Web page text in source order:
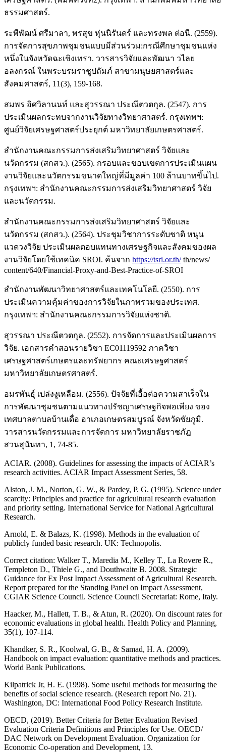
ธรรมศาสตร์.
ระพีพัฒน์ ศรีมาลา, พรสุข หุ่นนิรันดร์ และทรงพล ต่อนี. (2559).
การจัดการสุขภาพชุมชนแบบมีส่วนร่วม:กรณีศึกษาชุมชนแห่ง
หนึ่งในจังหวัดฉะเชิงเทรา. วารสารวิจัยและพัฒนา วไลย
อลงกรณ์ ในพระบรมราชูปถัมภ์ สาขามนุษยศาสตร์และ
สังคมศาสตร์, 11(3), 159-168.
สมพร อิศวิลานนท์ และสุวรรณา ประณีตวตกุล. (2547). การ
ประเมินผลกระทบจากงานวิจัยทางวิทยาศาสตร์. กรุงเทพฯ:
ศูนย์วิจัยเศรษฐศาสตร์ประยุกต์ มหาวิทยาลัยเกษตรศาสตร์.
สำนักงานคณะกรรมการส่งเสริมวิทยาศาสตร์ วิจัยและ
นวัตกรรม (สกสว.). (2565). กรอบและขอบเขตการประเมินแผน
งานวิจัยและนวัตกรรมขนาดใหญ่ที่มีมูลค่า 100 ล้านบาทขึ้นไป.
กรุงเทพฯ: สำนักงานคณะกรรมการส่งเสริมวิทยาศาสตร์ วิจัย
และนวัตกรรม.
สำนักงานคณะกรรมการส่งเสริมวิทยาศาสตร์ วิจัยและ
นวัตกรรม (สกสว.). (2564). ประชุมวิชาการระดับชาติ หนุน
แวดวงวิจัย ประเมินผลตอบแทนทางเศรษฐกิจและสังคมของผล
งานวิจัยโดยใช้เทคนิค SROI. ค้นจาก https://tsri.or.th/th/news/
content/640/Financial-Proxy-and-Best-Practice-of-SROI
สำนักงานพัฒนาวิทยาศาสตร์และเทคโนโลยี. (2550). การ
ประเมินความคุ้มค่าของการวิจัยในภาพรวมของประเทศ.
กรุงเทพฯ: สำนักงานคณะกรรมการวิจัยแห่งชาติ.
สุวรรณา ประณีตวตกุล. (2552). การจัดการและประเมินผลการ
วิจัย. เอกสารคำสอนรายวิชา EC01119592 ภาควิชา
เศรษฐศาสตร์เกษตรและทรัพยากร คณะเศรษฐศาสตร์
มหาวิทยาลัยเกษตรศาสตร์.
อมรพันธุ์ เปล่งงูเหลือม. (2556). ปัจจัยที่เอื้อต่อความสาเร็จใน
การพัฒนาชุมชนตามแนวทางปรัชญาเศรษฐกิจพอเพียง ของ
เทศบาลตาบลบ้านเดื่อ อาเภอเกษตรสมบูรณ์ จังหวัดชัยภูมิ.
วารสารนวัตกรรมและการจัดการ มหาวิทยาลัยราชภัฎ
สวนสุนันทา, 1, 74-85.
ACIAR. (2008). Guidelines for assessing the impacts of ACIAR’s
research activities. ACIAR Impact Assessment Series, 58.
Alston, J. M., Norton, G. W., & Pardey, P. G. (1995). Science under
scarcity: Principles and practice for agricultural research evaluation
and priority setting. International Service for National Agricultural
Research.
Arnold, E. & Balazs, K. (1998). Methods in the evaluation of
publicly funded basic research. UK: Technopolis.
Correct citation: Walker T., Maredia M., Kelley T., La Rovere R.,
Templeton D., Thiele G., and Douthwaite B. 2008. Strategic
Guidance for Ex Post Impact Assessment of Agricultural Research.
Report prepared for the Standing Panel on Impact Assessment,
CGIAR Science Council. Science Council Secretariat: Rome, Italy.
Haacker, M., Hallett, T. B., & Atun, R. (2020). On discount rates for
economic evaluations in global health. Health Policy and Planning,
35(1), 107-114.
Khandker, S. R., Koolwal, G. B., & Samad, H. A. (2009).
Handbook on impact evaluation: quantitative methods and practices.
World Bank Publications.
Kilpatrick Jr, H. E. (1998). Some useful methods for measuring the
benefits of social science research. (Research report No. 21).
Washington, DC: International Food Policy Research Institute.
OECD, (2019). Better Criteria for Better Evaluation Revised
Evaluation Criteria Definitions and Principles for Use. OECD/
DAC Network on Development Evaluation. Organization for
Economic Co-operation and Development, 13.